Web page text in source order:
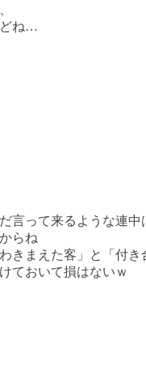
どね…
言って来るような連中
らね
きまえた客」と「付き
ておいて損はないｗ